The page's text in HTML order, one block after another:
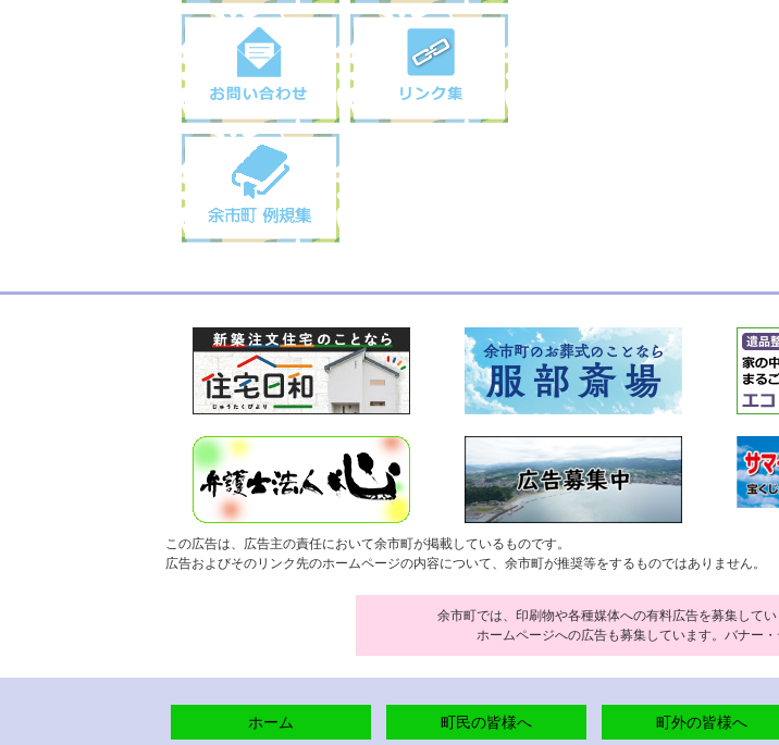
この広告は、広告主の責任において余市町が掲載しているものです。
広告およびそのリンク先のホームページの内容について、余市町が推奨等をするものではありません。
余市町では、印刷物や各種媒体への有料広告を募集してい
ホームページへの広告も募集しています。バナー
ホーム 町民の皆様へ 町外の皆様へ